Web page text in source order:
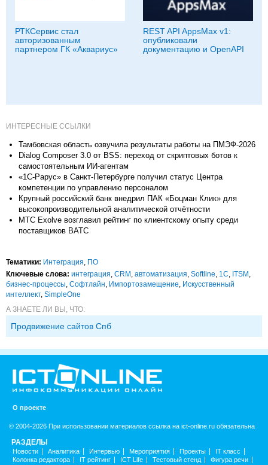
РТКСервис стал
авторизованным
партнером ГК «Аквариус»
REST API AppsMax v1:
опубликовали
документацию и OpenAPI
ИНТЕРЕСНЫЕ ССЫЛКИ
Тамбовская область озвучила результаты работы на ПМЭФ-2026
Dialog Composer 3.0 от BSS: переход от скриптовых ботов к
самостоятельным ИИ-агентам
«1С-Рарус» в Санкт-Петербурге получил статус Центра
компетенции по управлению персоналом
Крупный российский банк внедрил ПАК «Боцман Клик» для
высокопроизводительной аналитической отчётности
МТС Exolve возглавил рейтинг по клиентскому опыту среди
поставщиков ВАТС
Тематики: Интеграция, ПО
Ключевые слова: интеграция, CRM , автоматизация, Softline, 1С, ITSM ,
бизнес-процессы, Софтлайн, Импорто­замещение, Искусственный
интеллект, SimpleOne
А ЗНАЕТЕ ЛИ ВЫ, ЧТО:
Продвижение сайтов Спб
О проекте
© 2004-2026 При использовании материалов ссылка на ict-online.ru обязательна
РАЗДЕЛЫ
Новости Аналитика Интервью Мероприятия Проекты
IT класс
Колонка редактора
IT рейтинг ICT Life Тестовый стенд
Фигура речи